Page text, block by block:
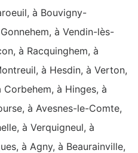
à Bouvigny-
à Vendin-lès-
à Racquinghem, à
à Hesdin, à Verton,
à Hinges, à
à Avesnes-le-Comte,
à Verquigneul, à
à Agny, à Beaurainville,